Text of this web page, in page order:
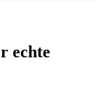
echte